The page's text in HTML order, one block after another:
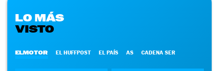
LO MÁS
VISTO
ELMOTOR EL HUFFPOST EL PAÍS AS CADENA SER